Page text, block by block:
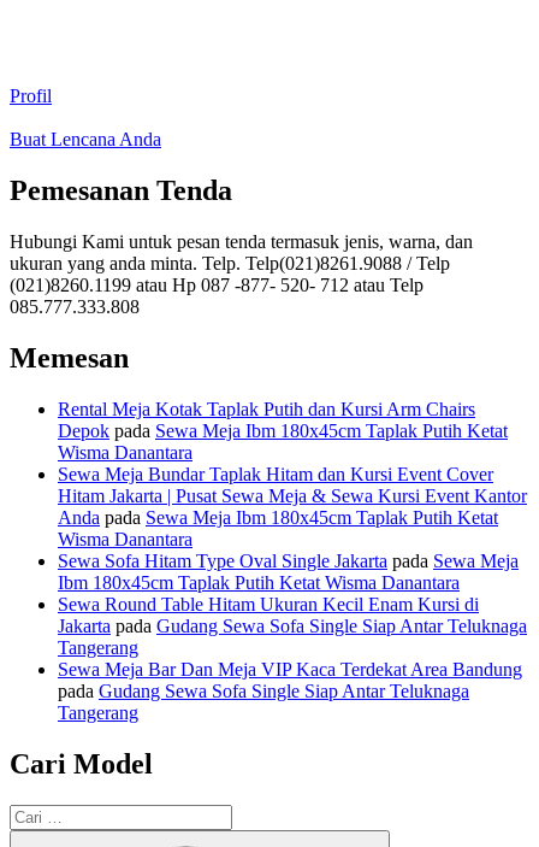
Profil
Buat Lencana Anda
Pemesanan Tenda
Hubungi Kami untuk pesan tenda termasuk jenis, warna, dan
ukuran yang anda minta. Telp. Telp(021)8261.9088 / Telp
(021)8260.1199 atau Hp 087 -877- 520- 712 atau Telp
085.777.333.808
Memesan
Rental Meja Kotak Taplak Putih dan Kursi Arm Chairs
Depok pada Sewa Meja Ibm 180x45cm Taplak Putih Ketat
Wisma Danantara
Sewa Meja Bundar Taplak Hitam dan Kursi Event Cover
Hitam Jakarta | Pusat Sewa Meja & Sewa Kursi Event Kantor
Anda pada Sewa Meja Ibm 180x45cm Taplak Putih Ketat
Wisma Danantara
Sewa Sofa Hitam Type Oval Single Jakarta pada Sewa Meja
Ibm 180x45cm Taplak Putih Ketat Wisma Danantara
Sewa Round Table Hitam Ukuran Kecil Enam Kursi di
Jakarta pada Gudang Sewa Sofa Single Siap Antar Teluknaga
Tangerang
Sewa Meja Bar Dan Meja VIP Kaca Terdekat Area Bandung
pada Gudang Sewa Sofa Single Siap Antar Teluknaga
Tangerang
Cari Model
Pencarian
untuk: